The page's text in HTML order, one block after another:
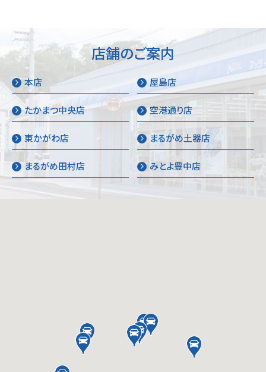
店舗のご案内
本店 屋島店
たかまつ中央店 空港通り店
東かがわ店 まるがめ土器店
まるがめ田村店 みとよ豊中店